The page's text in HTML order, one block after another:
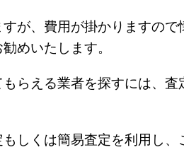
が、費用が掛かりますので
めいたします。
らえる業者を探すには、査
しくは簡易査定を利用し、